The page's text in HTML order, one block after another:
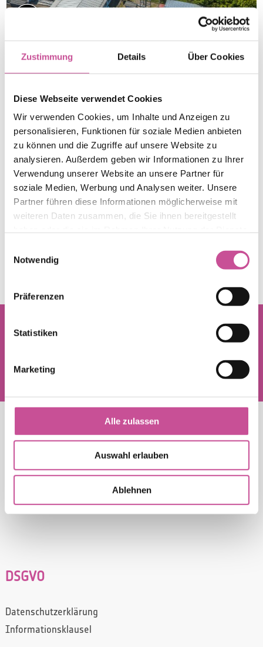
Zustimmung Details Über Cookies
Diese Webseite verwendet Cookies
Wir verwenden Cookies, um Inhalte und Anzeigen zu
personalisieren, Funktionen für soziale Medien anbieten
zu können und die Zugriffe auf unsere Website zu
analysieren. Außerdem geben wir Informationen zu Ihrer
Verwendung unserer Website an unsere Partner für
soziale Medien, Werbung und Analysen weiter. Unsere
Partner führen diese Informationen möglicherweise mit
weiteren Daten zusammen, die Sie ihnen bereitgestellt
Notwendig
Präferenzen
Statistiken
Marketing
Alle zulassen
Auswahl erlauben
Ablehnen
Seit 2022 gehört CONSTANS zur
SERVICE
Mängelanzeige
Allgemeine Verkaufsbedingungen
DSGVO
Datenschutzerklärung
Informationsklausel